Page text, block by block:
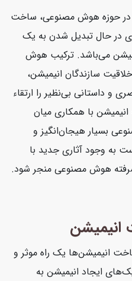
حوزه هوش مصنوعی، ساخت
در حال تبدیل شدن به یک
می‌باشد. ترکیب هوش
سازندگان انیمیشن،
و داستانی بی‌نظیر را ارتقاء
با همکاری میان
بسیار هیجان‌انگیز و
به وجود آثاری جدید با
هوش مصنوعی منجر شود.
انیمیشن‌ها یک راه موثر و
ایجاد انیمیشن به